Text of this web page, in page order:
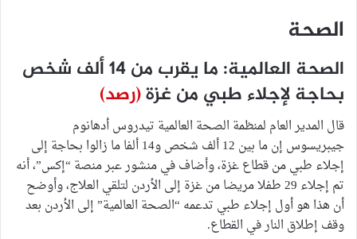
الصحة
الصحة العالمية: ما يقرب من 14 ألف شخص
بحاجة لإجلاء طبي من غزة(رصد)
قال المدير العام لمنظمة الصحة العالمية تيدروس أدهانوم
جيبريسوس إن ما بين 12 ألف شخص و14 ألفا ما زالوا بحاجة إلى
إجلاء طبي من قطاع غزة، وأضاف في منشور عبر منصة “إكس”، أنه
تم إجلاء 29 طفلا مريضا من غزة إلى الأردن لتلقي العلاج، وأوضح
أن هذا هو أول إجلاء طبي تدعمه “الصحة العالمية” إلى الأردن بعد
وقف إطلاق النار في القطاع.